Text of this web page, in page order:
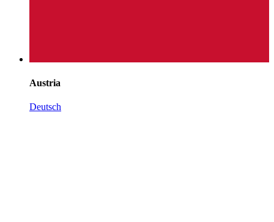
Austria
Deutsch